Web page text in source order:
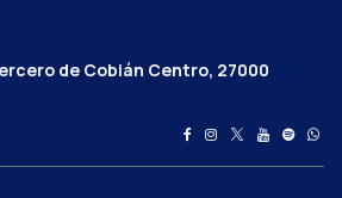
de Cobián Centro, 27000